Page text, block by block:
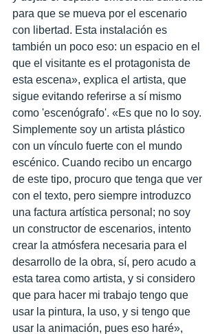
para que se mueva por el escenario
con libertad. Esta instalación es
también un poco eso: un espacio en el
que el visitante es el protagonista de
esta escena», explica el artista, que
sigue evitando referirse a sí mismo
como 'escenógrafo'. «Es que no lo soy.
Simplemente soy un artista plástico
con un vínculo fuerte con el mundo
escénico. Cuando recibo un encargo
de este tipo, procuro que tenga que ver
con el texto, pero siempre introduzco
una factura artística personal; no soy
un constructor de escenarios, intento
crear la atmósfera necesaria para el
desarrollo de la obra, sí, pero acudo a
esta tarea como artista, y si considero
que para hacer mi trabajo tengo que
usar la pintura, la uso, y si tengo que
usar la animación, pues eso haré»,